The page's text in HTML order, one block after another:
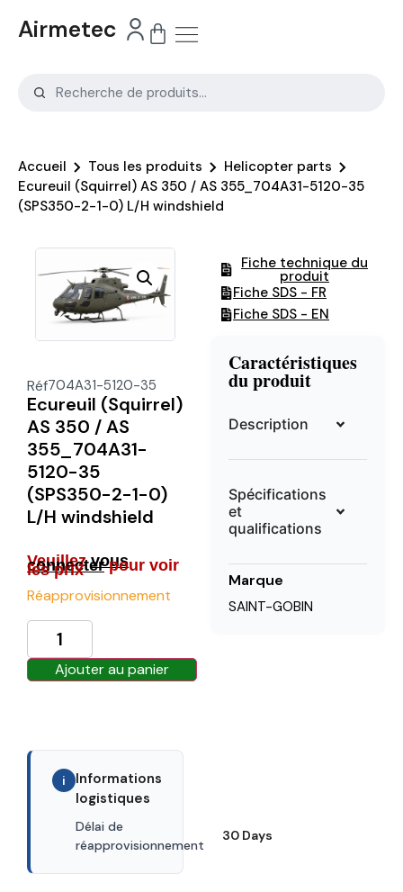
Airmetec
Accueil Tous les produits
Helicopter parts
Ecureuil (Squirrel) AS 350 / AS 355_704A31-5120-35
(SPS350-2-1-0) L/H windshield
Réf704A31-5120-35
Ecureuil (Squirrel)
AS 350 / AS
355_704A31-
5120-35
(SPS350-2-1-0)
L/H windshield
Veuillezvous
connecterpour voir
les prix
Réapprovisionnement
Ajouter au panier
i
Informations
logistiques
Délai de
réapprovisionnement
30 Days
Fiche technique du
produit
Fiche SDS - FR
Fiche SDS - EN
Caractéristiques
du produit
Description
Spécifications
et
qualifications
Marque
SAINT-GOBIN